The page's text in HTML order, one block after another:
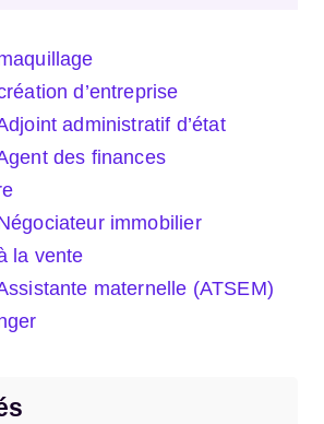
d’entreprise
administratif d’état
des finances
immobilier
la vente
maternelle (ATSEM)